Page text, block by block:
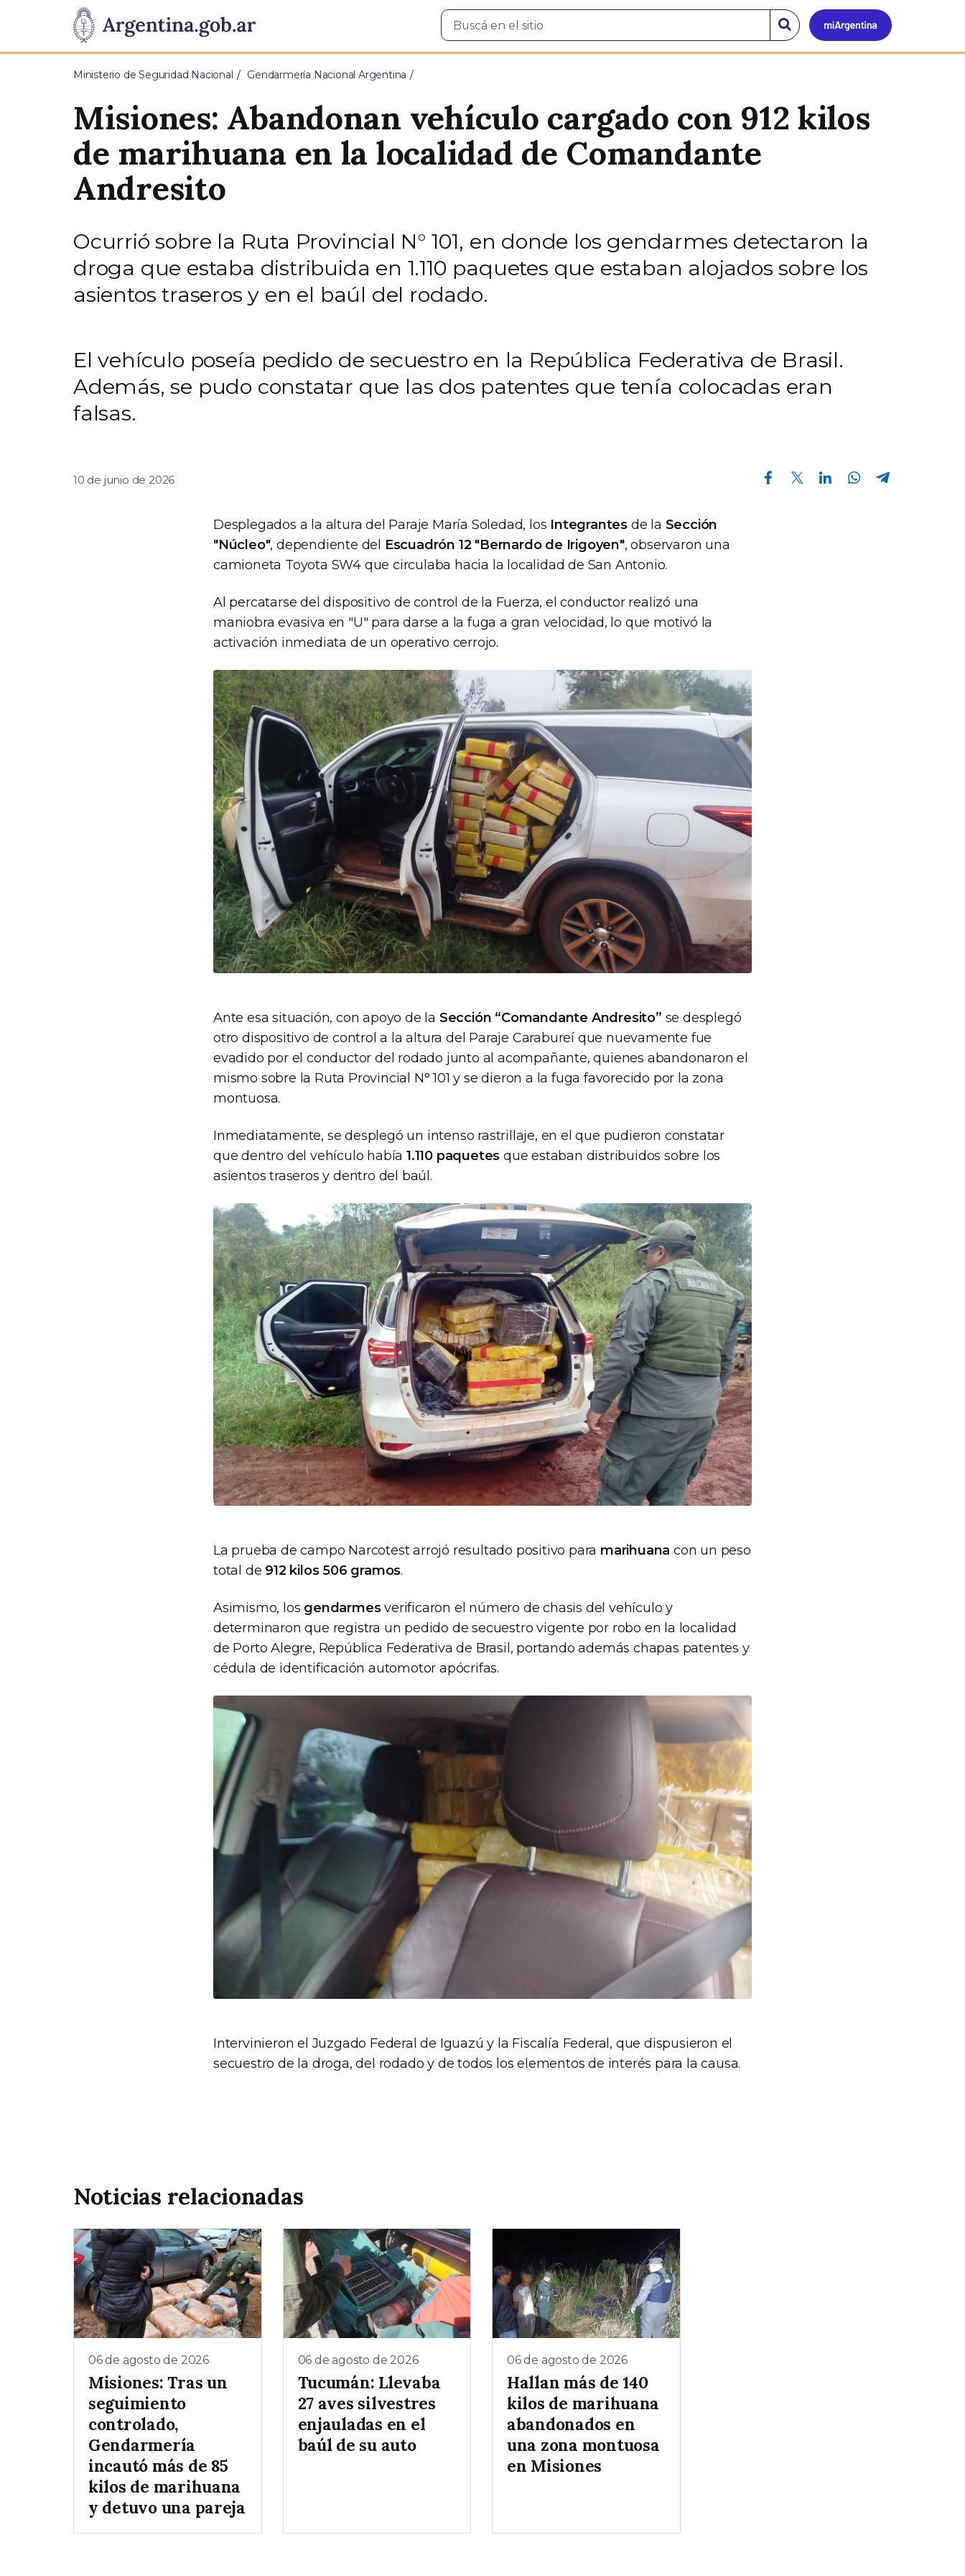
Presidencia
de
Pasar al contenido principal
Mi
Buscar
en
Buscar
en
el
Ministerio de Seguridad Nacional Gendarmería Nacional Argentina
Misiones: Abandonan vehículo cargado con 912 kilos
de marihuana en la localidad de Comandante
Andresito
Ocurrió sobre la Ruta Provincial N° 101, en donde los gendarmes detectaron la
droga que estaba distribuida en 1.110 paquetes que estaban alojados sobre los
asientos traseros y en el baúl del rodado.
El vehículo poseía pedido de secuestro en la República Federativa de Brasil.
Además, se pudo constatar que las dos patentes que tenía colocadas eran
falsas.
10 de junio de 2026
Compartir en Facebook Compartir en Twitter Compartir en Linkedin Compartir en Whatsapp
Desplegados a la altura del Paraje María Soledad, los Integrantes de la Sección
"Núcleo", dependiente del Escuadrón 12 "Bernardo de Irigoyen", observaron una
camioneta Toyota SW4 que circulaba hacia la localidad de San Antonio.
Al percatarse del dispositivo de control de la Fuerza, el conductor realizó una
maniobra evasiva en "U" para darse a la fuga a gran velocidad, lo que motivó la
activación inmediata de un operativo cerrojo.
Ante esa situación, con apoyo de la Sección “Comandante Andresito” se desplegó
otro dispositivo de control a la altura del Paraje Carabureí que nuevamente fue
evadido por el conductor del rodado junto al acompañante, quienes abandonaron el
mismo sobre la Ruta Provincial N° 101 y se dieron a la fuga favorecido por la zona
montuosa.
Inmediatamente, se desplegó un intenso rastrillaje, en el que pudieron constatar
que dentro del vehículo había1.110 paquetes que estaban distribuidos sobre los
asientos traseros y dentro del baúl.
La prueba de campo Narcotest arrojó resultado positivo para marihuana con un peso
total de 912 kilos 506 gramos.
Asimismo, los gendarmesverificaron el número de chasis del vehículo y
determinaron que registra un pedido de secuestro vigente por robo en la localidad
de Porto Alegre, República Federativa de Brasil, portando además chapas patentes y
cédula de identificación automotor apócrifas.
Intervinieron el Juzgado Federal de Iguazú y la Fiscalía Federal, que dispusieron el
secuestro de la droga, del rodado y de todos los elementos de interés para la causa.
Noticias relacionadas
06 de agosto de 2026
Misiones: Tras un
seguimiento
controlado,
Gendarmería
incautó más de 85
kilos de marihuana
y detuvo una pareja
06 de agosto de 2026
Tucumán: Llevaba
27 aves silvestres
enjauladas en el
baúl de su auto
06 de agosto de 2026
Hallan más de 140
kilos de marihuana
abandonados en
una zona montuosa
en Misiones